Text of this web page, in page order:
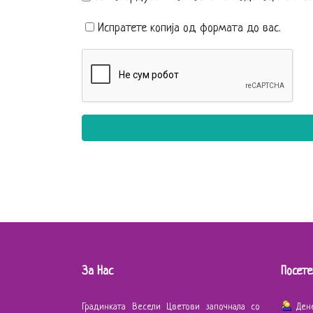
Испратете копија од формата до вас.
За Нас
Градинката Весели Цветови започнала со